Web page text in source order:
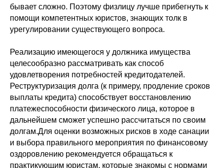
бывает сложно. Поэтому физлицу лучше прибегнуть к
помощи компетентных юристов, знающих толк в
урегулировании существующего вопроса.
Реализацию имеющегося у должника имущества
целесообразно рассматривать как способ
удовлетворения потребностей кредитодателей.
Реструктуризация долга (к примеру, продление сроков
выплаты кредита) способствует восстановлению
платежеспособности физического лица, которое в
дальнейшем сможет успешно рассчитаться по своим
долгам.Для оценки возможных рисков в ходе санации
и выбора правильного мероприятия по финансовому
оздоровлению рекомендуется обращаться к
практикующим юристам, которые знакомы с нормами